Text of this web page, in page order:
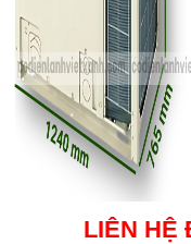
LIÊN HỆ